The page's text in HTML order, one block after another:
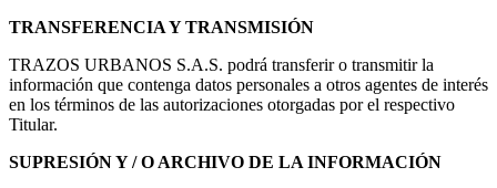
TRANSFERENCIA Y TRANSMISIÓN
TRAZOS URBANOS S.A.S. podrá transferir o transmitir la
información que contenga datos personales a otros agentes de interés
en los términos de las autorizaciones otorgadas por el respectivo
Titular.
SUPRESIÓN Y / O ARCHIVO DE LA INFORMACIÓN